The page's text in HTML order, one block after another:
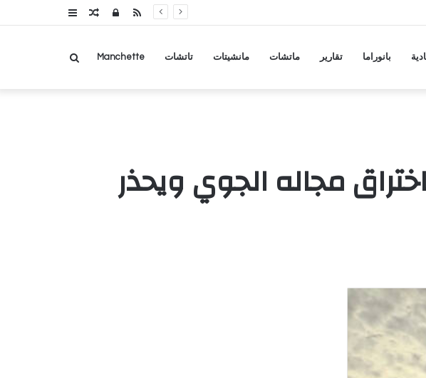
عمودمقالتسجيلRSS
بانوراما تقارير ماتشات مانشيتات تاتشات Manchette بحث
مجاله الجوي ويحذر